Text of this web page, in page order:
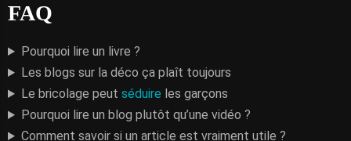
FAQ
Pourquoi lire un livre ?
Les blogs sur la déco ça plaît toujours
Le bricolage peut séduire les garçons
Pourquoi lire un blog plutôt qu’une vidéo ?
Comment savoir si un article est vraiment utile ?